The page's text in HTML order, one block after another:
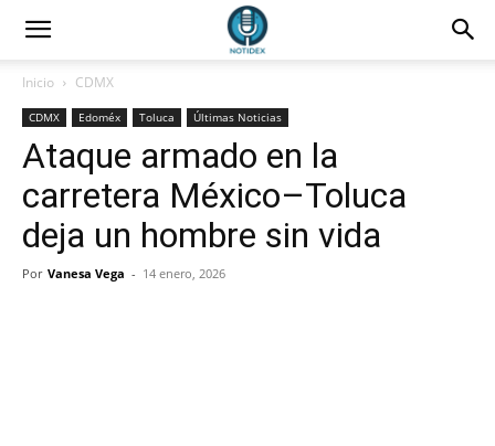
Inicio CDMX
CDMX Edoméx Toluca Últimas Noticias
Ataque armado en la
carretera México–Toluca
deja un hombre sin vida
Por Vanesa Vega - 14 enero, 2026